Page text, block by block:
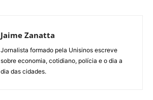
Jaime Zanatta
Jornalista formado pela Unisinos escreve
sobre economia, cotidiano, polícia e o dia a
dia das cidades.